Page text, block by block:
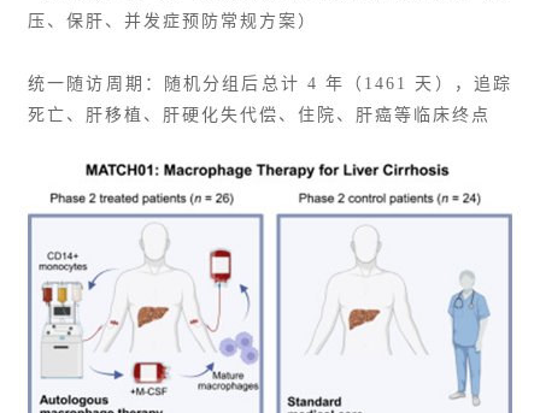
压、保肝、并发症预防常规方案）
统一随访周期：随机分组后总计 4 年（1461 天），追踪
死亡、肝移植、 肝硬化失代偿 、住院、肝癌等临床终点